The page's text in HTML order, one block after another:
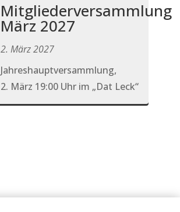
Mitgliederversammlung
März 2027
2. März 2027
Jahreshauptversammlung,
2. März 19:00 Uhr im „Dat Leck“